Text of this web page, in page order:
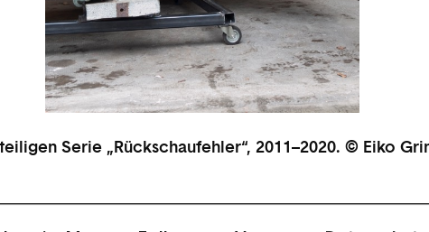
Serie „Rückschaufehler“, 2011–2020. © Eiko